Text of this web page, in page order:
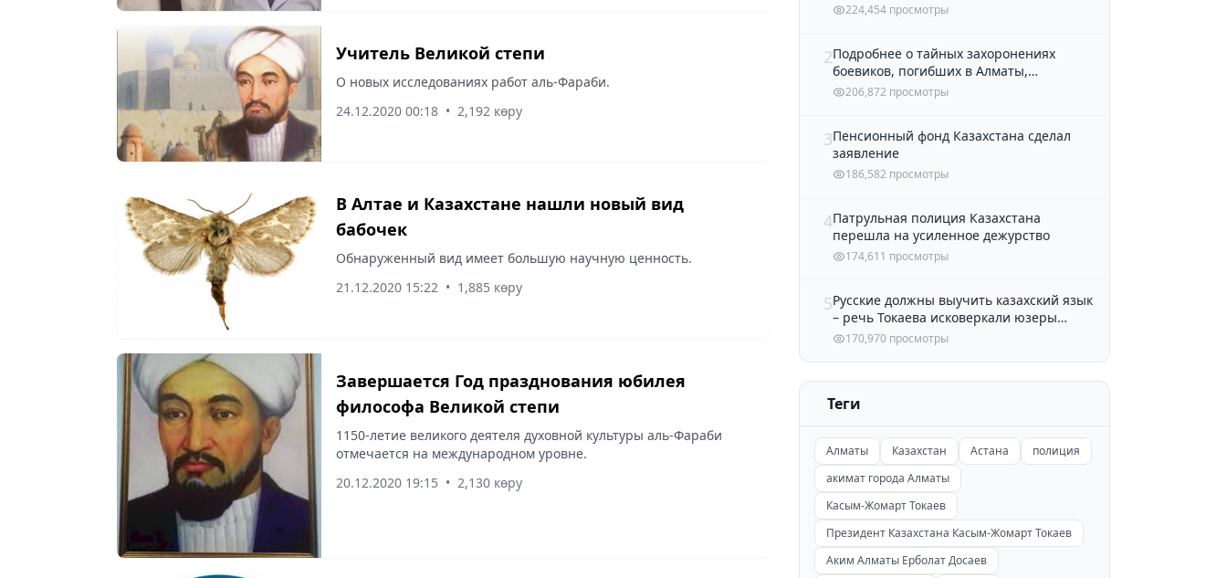
Учитель Великой степи
О новых исследованиях работ аль-Фараби.
24.12.2020 00:18 • 2,192 көру
В Алтае и Казахстане нашли новый вид
бабочек
Обнаруженный вид имеет большую научную ценность.
21.12.2020 15:22 • 1,885 көру
Завершается Год празднования юбилея
философа Великой степи
1150-летие великого деятеля духовной культуры аль-Фараби
отмечается на международном уровне.
20.12.2020 19:15 • 2,130 көру
224,454 просмотры
2Подробнее о тайных захоронениях
боевиков, погибших в Алматы,
рассказали в полиции
206,872 просмотры
3Пенсионный фонд Казахстана сделал
заявление
186,582 просмотры
4Патрульная полиция Казахстана
перешла на усиленное дежурство
174,611 просмотры
5Русские должны выучить казахский язык
– речь Токаева исковеркали юзеры
Казнета
170,970 просмотры
Теги
Алматы Казахстан Астана
полиция
акимат города Алматы
Касым-Жомарт Токаев
Президент Казахстана Касым-Жомарт Токаев
Аким Алматы Ерболат Досаев